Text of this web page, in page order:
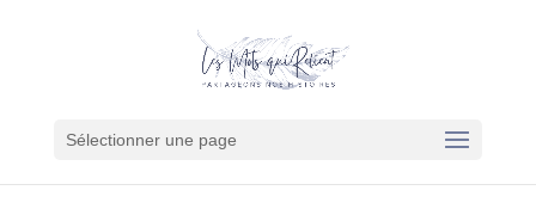
Sélectionner une page